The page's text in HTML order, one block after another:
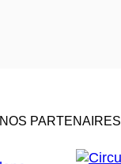
NOS PARTENAIRES